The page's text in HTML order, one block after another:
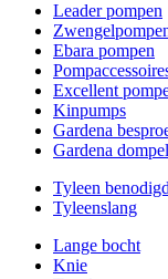
Leader pompen
Ebara pompen
Excellent
Kinpumps
Gardena
Gardena
Tyleen
Tyleenslang
Lange bocht
Knie